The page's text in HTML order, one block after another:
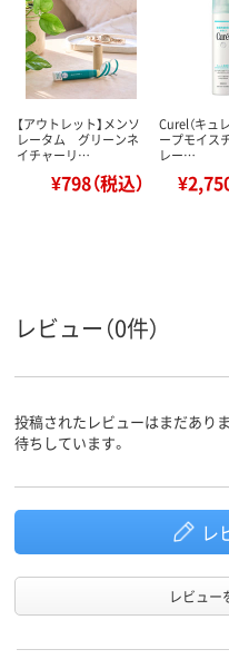
【アウトレット】メンソ
レータム グリーンネ
イチャーリ…
¥798（税込）
Curel（キュ
ープモイス
レー…
レビュー（0件）
投稿されたレビューはまだあり
待ちしています。
レ
レビュー